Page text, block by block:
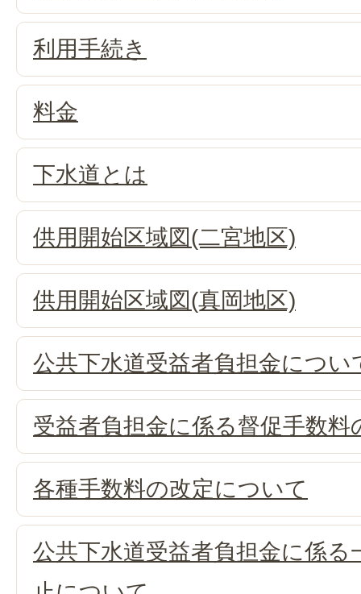
利用手続き
料金
下水道とは
供用開始区域図(二宮地区)
供用開始区域図(真岡地区)
公共下水道受益者負担金につい
受益者負担金に係る督促手数
各種手数料の改定について
公共下水道受益者負担金に係る